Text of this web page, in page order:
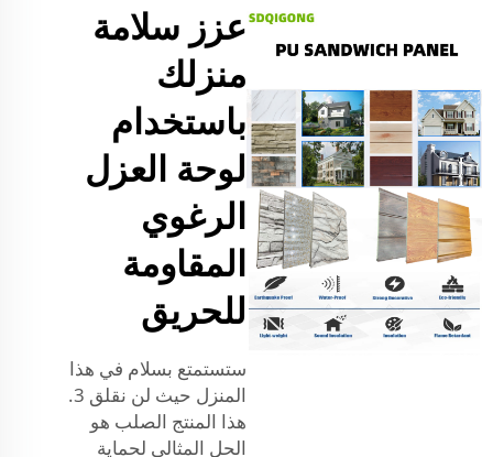
عزز سلامة
منزلك
باستخدام
لوحة العزل
الرغوي
المقاومة
للحريق
ستستمتع بسلام في هذا
المنزل حيث لن نقلق 3.
هذا المنتج الصلب هو
الحل المثالي لحماية